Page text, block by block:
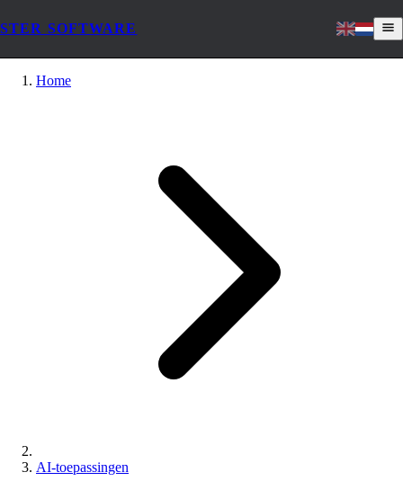
STER SOFTWARE
Home
AI-toepassingen